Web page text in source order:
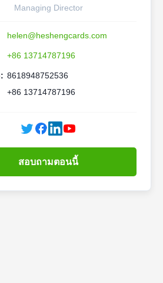
Managing Director
helen@heshengcards.com
+86 13714787196
8618948752536
+86 13714787196
สอบถามตอนนี้